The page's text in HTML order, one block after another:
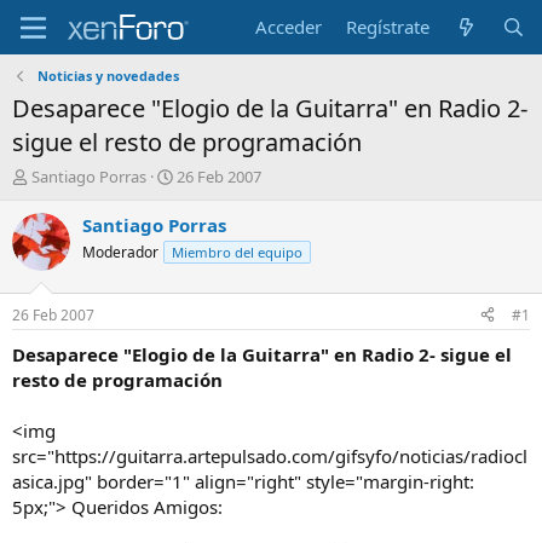
Acceder Regístrate
Noticias y novedades
Desaparece "Elogio de la Guitarra" en Radio 2-
sigue el resto de programación
I
i
c
a
d
o
r
e
t
e
m
a
Santiago Porras
F
c
h
a
i
n
c
26 Feb 2007
Santiago Porras
Moderador Miembro del equipo
26 Feb 2007 #1
Desaparece "Elogio de la Guitarra" en Radio 2- sigue el
resto de programación
<img
src="https://guitarra.artepulsado.com/gifsyfo/noticias/radiocl
asica.jpg" border="1" align="right" style="margin-right:
5px;"> Queridos Amigos: